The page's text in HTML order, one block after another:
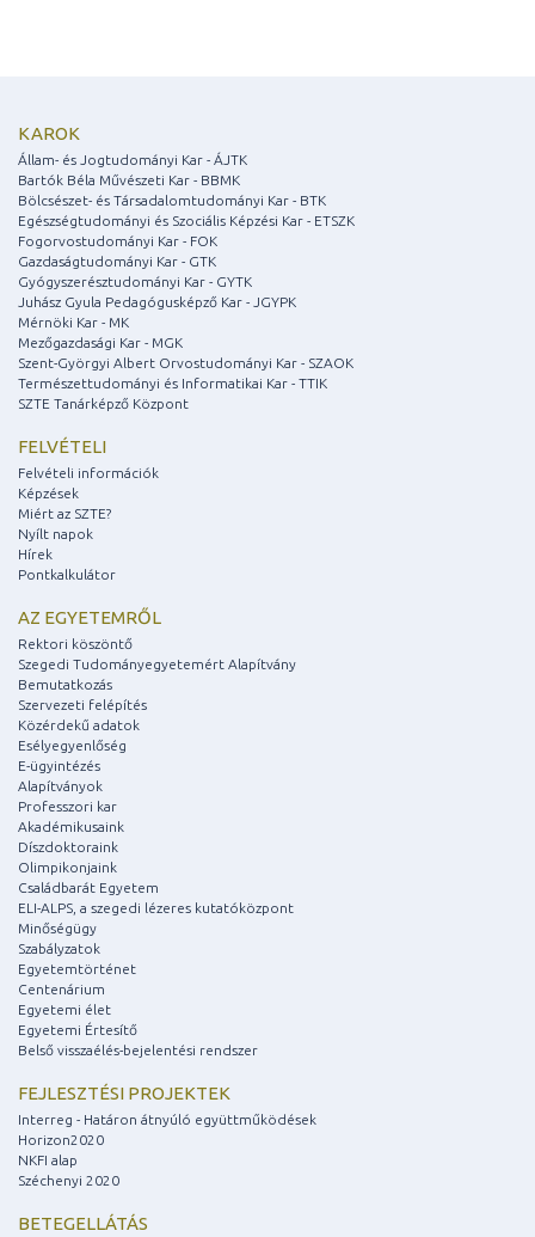
KAROK
Állam- és Jogtudományi Kar - ÁJTK
Bartók Béla Művészeti Kar - BBMK
Bölcsészet- és Társadalomtudományi Kar - BTK
Egészségtudományi és Szociális Képzési Kar - ETSZK
Fogorvostudományi Kar - FOK
Gazdaságtudományi Kar - GTK
Gyógyszerésztudományi Kar - GYTK
Juhász Gyula Pedagógusképző Kar - JGYPK
Mérnöki Kar - MK
Mezőgazdasági Kar - MGK
Szent-Györgyi Albert Orvostudományi Kar - SZAOK
Természettudományi és Informatikai Kar - TTIK
SZTE Tanárképző Központ
FELVÉTELI
Felvételi információk
Képzések
Miért az SZTE?
Nyílt napok
Hírek
Pontkalkulátor
AZ EGYETEMRŐL
Rektori köszöntő
Szegedi Tudományegyetemért Alapítvány
Bemutatkozás
Szervezeti felépítés
Közérdekű adatok
Esélyegyenlőség
E-ügyintézés
Alapítványok
Professzori kar
Akadémikusaink
Díszdoktoraink
Olimpikonjaink
Családbarát Egyetem
ELI-ALPS, a szegedi lézeres kutatóközpont
Minőségügy
Szabályzatok
Egyetemtörténet
Centenárium
Egyetemi élet
Egyetemi Értesítő
Belső visszaélés-bejelentési rendszer
FEJLESZTÉSI PROJEKTEK
Interreg - Határon átnyúló együttműködések
Horizon2020
NKFI alap
Széchenyi 2020
BETEGELLÁTÁS